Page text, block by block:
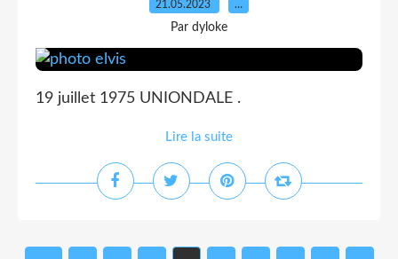
21.05.2023 …
Par dyloke
19 juillet 1975 UNIONDALE .
Lire la suite